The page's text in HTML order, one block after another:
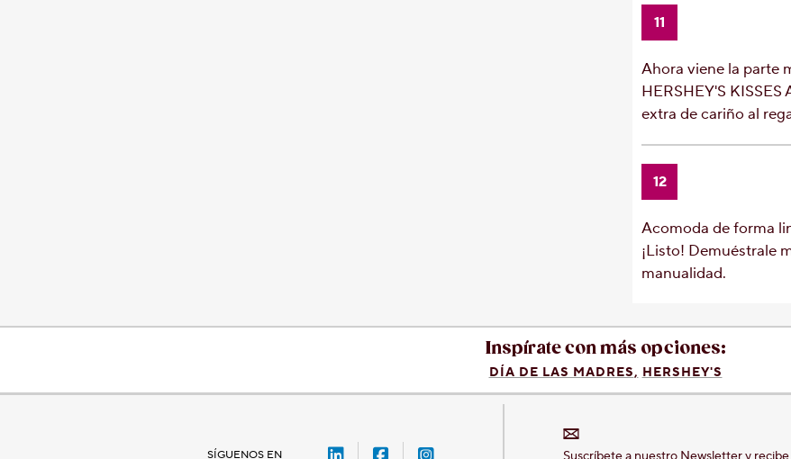
11
Ahora viene la parte
HERSHEY'S
extra de cariño al
12
Acomoda de forma
¡Listo! Demuéstrale
manualidad.
Inspírate con más opciones:
DÍA DE LAS MADRES HERSHEY'S
SÍGUENOS EN LinkedIn-Hershey-México
Facebook-Hershey-México
Instagram-Hershey-México